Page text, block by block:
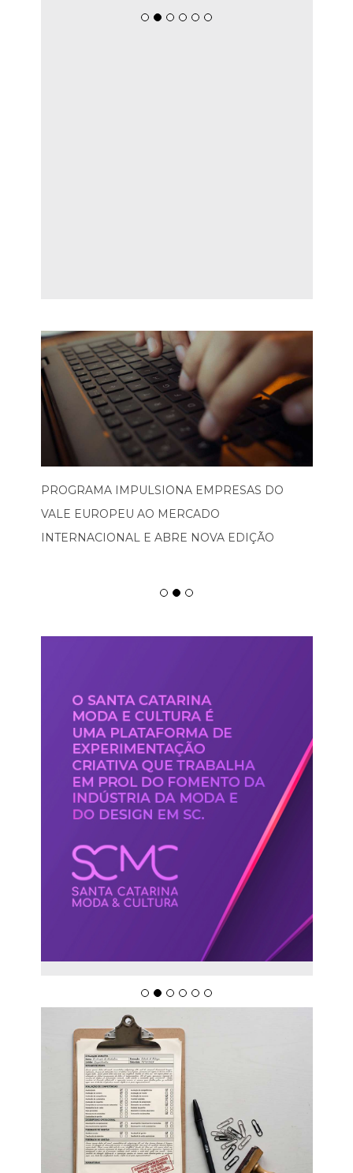
PROGRAMA IMPULSIONA EMPRESAS DO
VALE EUROPEU AO MERCADO
INTERNACIONAL E ABRE NOVA EDIÇÃO